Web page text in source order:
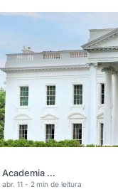
Academia Médica
abr. 11 - 2 min de leitura